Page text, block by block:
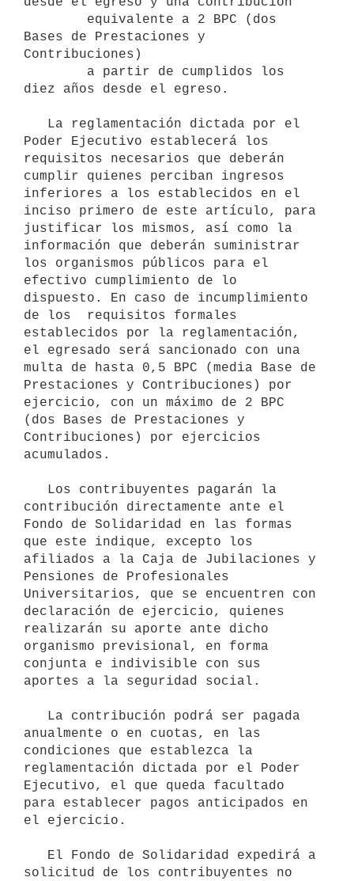
Bases de Prestaciones y
Contribuciones)
diez años desde el egreso.
Poder Ejecutivo establecerá los
requisitos necesarios que deberán
cumplir quienes perciban ingresos
inferiores a los establecidos en el
inciso primero de este artículo, para
justificar los mismos, así como la
información que deberán suministrar
los organismos públicos para el
efectivo cumplimiento de lo
dispuesto. En caso de incumplimiento
de los  requisitos formales
establecidos por la reglamentación,
el egresado será sancionado con una
multa de hasta 0,5 BPC (media Base de
Prestaciones y Contribuciones) por
ejercicio, con un máximo de 2 BPC
(dos Bases de Prestaciones y
Contribuciones) por ejercicios
acumulados.
contribución directamente ante el
Fondo de Solidaridad en las formas
que este indique, excepto los
afiliados a la Caja de Jubilaciones y
Pensiones de Profesionales
Universitarios, que se encuentren con
declaración de ejercicio, quienes
realizarán su aporte ante dicho
organismo previsional, en forma
conjunta e indivisible con sus
aportes a la seguridad social.
anualmente o en cuotas, en las
condiciones que establezca la
reglamentación dictada por el Poder
Ejecutivo, el que queda facultado
para establecer pagos anticipados en
el ejercicio.
solicitud de los contribuyentes no